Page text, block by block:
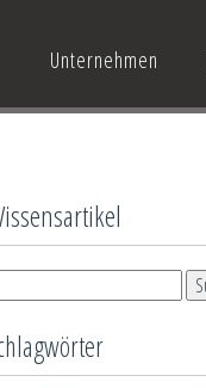
Unternehmen